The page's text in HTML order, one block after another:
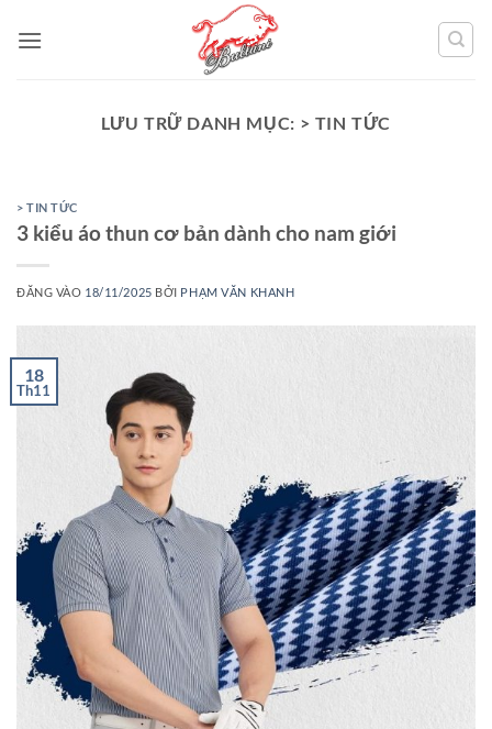
qua
LƯU TRỮ DANH MỤC: > TIN TỨC
> TIN TỨC
3 kiểu áo thun cơ bản dành cho nam giới
ĐĂNG VÀO 18/11/2025 BỞI PHẠM VĂN KHANH
18
Th11